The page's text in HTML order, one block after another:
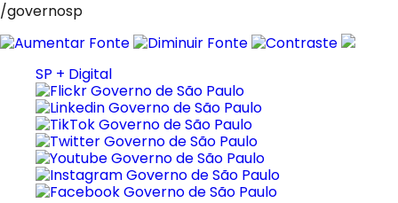
/governosp
SP + Digital